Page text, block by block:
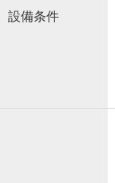
設備条件